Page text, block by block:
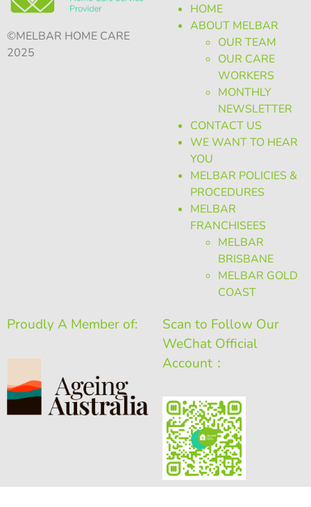
©MELBAR HOME CARE
2025
HOME
ABOUT MELBAR
OUR TEAM
OUR CARE
WORKERS
MONTHLY
NEWSLETTER
CONTACT US
WE WANT TO HEAR
YOU
MELBAR POLICIES &
PROCEDURES
MELBAR
FRANCHISEES
MELBAR
BRISBANE
MELBAR GOLD
COAST
Proudly A Member of:
Scan to Follow Our
WeChat Official
Account：